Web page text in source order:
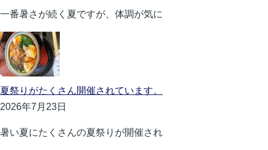
一番暑さが続く夏ですが、体調が気に
夏祭りがたくさん開催されています。
2026年7月23日
暑い夏にたくさんの夏祭りが開催され